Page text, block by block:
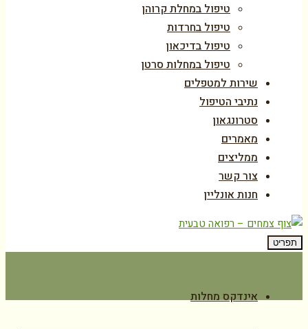
טיפול במחלת קרוהן
טיפול בחרדות
טיפול בדיכאון
טיפול במחלות סרטן
שירות למטפלים
נתיבי הטיפול
סטרונגאון
מאמרים
ממליצים
צור קשר
חנות אונליין
תפריט
אינדקס מחלות